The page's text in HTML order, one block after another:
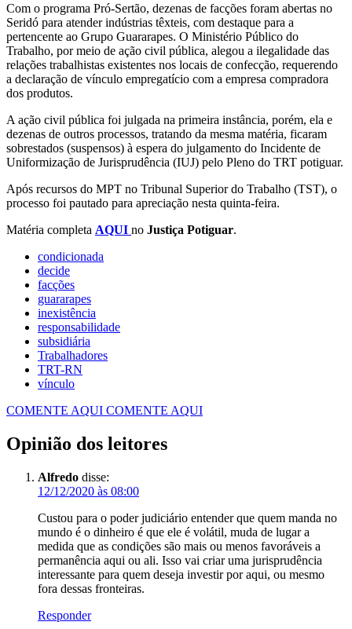
Com o programa Pró-Sertão, dezenas de facções foram abertas no
Seridó para atender indústrias têxteis, com destaque para a
pertencente ao Grupo Guararapes. O Ministério Público do
Trabalho, por meio de ação civil pública, alegou a ilegalidade das
relações trabalhistas existentes nos locais de confecção, requerendo
a declaração de vínculo empregatício com a empresa compradora
dos produtos.
A ação civil pública foi julgada na primeira instância, porém, ela e
dezenas de outros processos, tratando da mesma matéria, ficaram
sobrestados (suspensos) à espera do julgamento do Incidente de
Uniformização de Jurisprudência (IUJ) pelo Pleno do TRT potiguar.
Após recursos do MPT no Tribunal Superior do Trabalho (TST), o
processo foi pautado para apreciação nesta quinta-feira.
Matéria completa AQUI no Justiça Potiguar.
condicionada
decide
facções
guararapes
inexistência
responsabilidade
subsidiária
Trabalhadores
TRT-RN
vínculo
COMENTE AQUI COMENTE AQUI
Opinião dos leitores
Alfredo disse:
12/12/2020 às 08:00
Custou para o poder judiciário entender que quem manda no
mundo é o dinheiro é que ele é volátil, muda de lugar a
medida que as condições são mais ou menos favoráveis a
permanência aqui ou ali. Isso vai criar uma jurisprudência
interessante para quem deseja investir por aqui, ou mesmo
fora dessas fronteiras.
Responder